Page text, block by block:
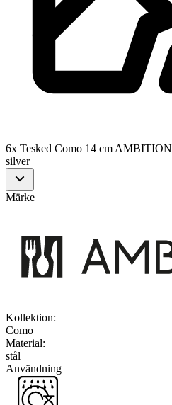
6x Tesked Como 14 cm AMBITION
silver
Märke
Kollektion:
Como
Material:
stål
Användning